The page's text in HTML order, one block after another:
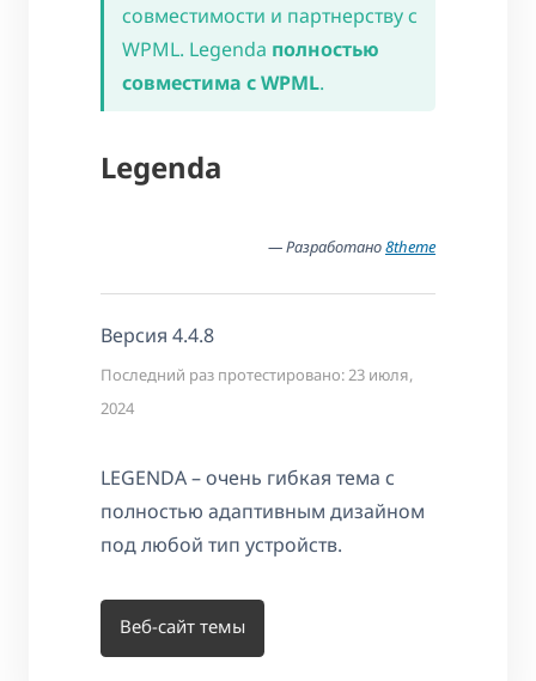
совместимости и партнерству с
WPML. Legenda полностью
совместима с WPML.
Legenda
— Разработано8theme
Версия 4.4.8
Последний раз протестировано: 23 июля,
2024
LEGENDA – очень гибкая тема с
полностью адаптивным дизайном
под любой тип устройств.
Веб-сайт темы